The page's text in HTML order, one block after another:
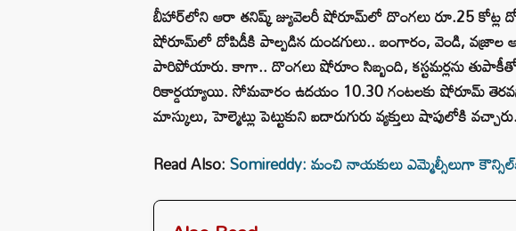
బీహార్‌లోని ఆరా తనిష్క్ జ్యువెలరీ షోరూమ్‌లో దొంగలు రూ.25 కోట్ల
షోరూమ్‌లో దోపిడీకి పాల్పడిన దుండగులు.. బంగారం, వెండి, వజ్రాల
పారిపోయారు. కాగా.. దొంగలు షోరూం సిబ్బంది, కస్టమర్లను
రికార్డయ్యాయి. సోమవారం ఉదయం 10.30 గంటలకు షోరూమ్
మాస్కులు, హెల్మెట్లు పెట్టుకుని ఐదారుగురు వ్యక్తులు షాపులోకి వచ్చారు.
Read Also:Somireddy: మంచి నాయకులు ఎమ్మెల్సీలుగా కౌన్సిల్⁬కి